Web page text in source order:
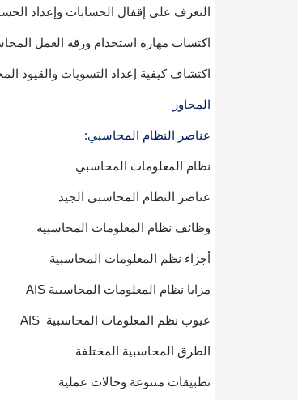
التعرف على إقفال الحسابات وإعداد
اكتساب مهارة استخدام ورقة العمل
اكتشاف كيفية إعداد التسويات والقيود
المحاور
عناصر النظام المحاسبي:
نظام المعلومات المحاسبي
عناصر النظام المحاسبي الجيد
وظائف نظام المعلومات المحاسبية
أجزاء نظم المعلومات المحاسبية
مزايا نظام المعلومات المحاسبية AIS
عيوب نظم المعلومات المحاسبية AIS
الطرق المحاسبية المختلفة
تطبيقات متنوعة وحالات عملية